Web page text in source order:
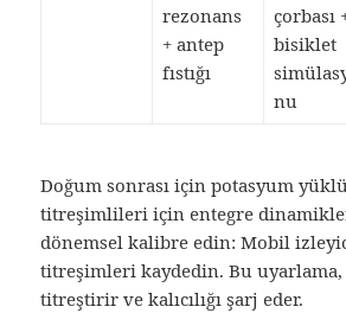
rezonans
+ antep
fıstığı
çorbası
bisiklet
nu
Doğum sonrası için potasyum
titreşimlileri için entegre
dönemsel kalibre edin: Mobil
titreşimleri kaydedin. Bu uyarlama,
titreştirir ve kalıcılığı şarj eder.